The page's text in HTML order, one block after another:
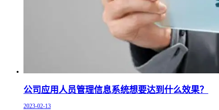
公司应用人员管理信息系统想要达到什么效果？
2023-02-13